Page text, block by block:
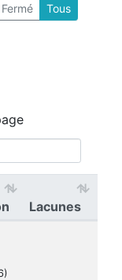
Fermé Tous
Lacunes